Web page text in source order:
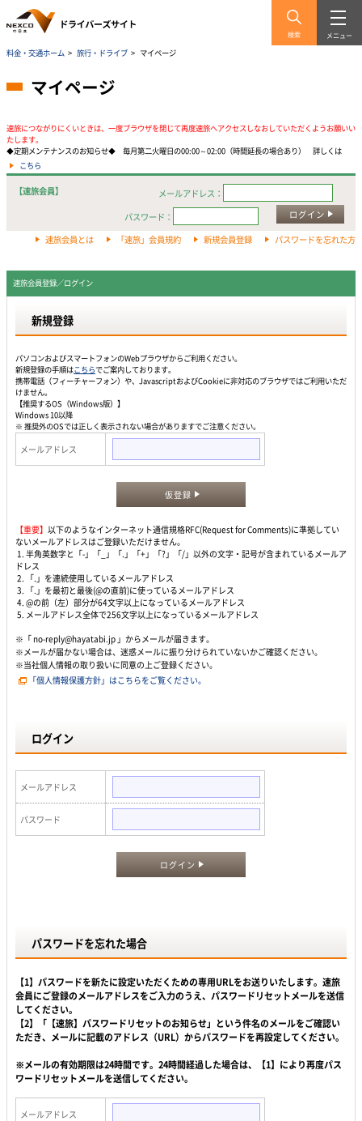
検索 メニュー
料金・交通ホーム > 旅行・ドライブ > マイページ
マイページ
速旅につながりにくいときは、一度ブラウザを閉じて再度速旅へアクセスしなおしていただくようお願いい
たします。
◆定期メンテナンスのお知らせ◆ 毎月第二火曜日の00:00～02:00（時間延長の場合あり） 詳しくは
こちら
【速旅会員】
メールアドレス：
パスワード：
ログイン
速旅会員とは 「速旅」会員規約 新規会員登録 パスワードを忘れた方
速旅会員登録／ログイン
新規登録
パソコンおよびスマートフォンのWebプラウザからご利用ください。
新規登録の手順はこちらでご案内しております。
携帯電話（フィーチャーフォン）や、JavascriptおよびCookieに非対応のブラウザではご利用いただ
けません。
【推奨するOS（Windows版）】
Windows 10以降
※ 推奨外のOSでは正しく表示されない場合がありますでご注意ください。
メールアドレス
仮登録
【重要】 以下のようなインターネット通信規格RFC(Request for Comments)に準拠してい
ないメールアドレスはご登録いただけません。
1. 半角英数字と「-」「_」「.」「+」「?」「/」以外の文字・記号が含まれているメールア
ドレス
2. 「.」を連続使用しているメールアドレス
3. 「.」を最初と最後(@の直前)に使っているメールアドレス
4. @の前（左）部分が64文字以上になっているメールアドレス
5. メールアドレス全体で256文字以上になっているメールアドレス
※「 no-reply@hayatabi.jp 」からメールが届きます。
※メールが届かない場合は、迷惑メールに振り分けられていないかご確認ください。
※当社個人情報の取り扱いに同意の上ご登録ください。
「個人情報保護方針」はこちらをご覧ください。
ログイン
メールアドレス
パスワード
ログイン
パスワードを忘れた場合
【1】パスワードを新たに設定いただくための専用URLをお送りいたします。速旅
会員にご登録のメールアドレスをご入力のうえ、パスワードリセットメールを送信
してください。
【2】「【速旅】パスワードリセットのお知らせ」という件名のメールをご確認い
ただき、メールに記載のアドレス（URL）からパスワードを再設定してください。
※メールの有効期限は24時間です。24時間経過した場合は、【1】により再度パス
ワードリセットメールを送信してください。
メールアドレス